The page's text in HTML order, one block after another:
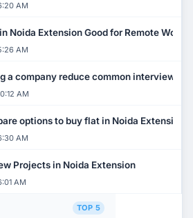
AM
Noida Extension Good for Remote Work?
AM
a company reduce common interview
AM
options to buy flat in Noida Extension?
AM
Projects in Noida Extension
AM
TOP 5